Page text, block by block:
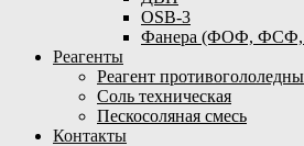
OSB-3
Фанера (ФОФ, ФСФ,
Реагенты
Реагент
Соль техническая
Пескосоляная смесь
Контакты